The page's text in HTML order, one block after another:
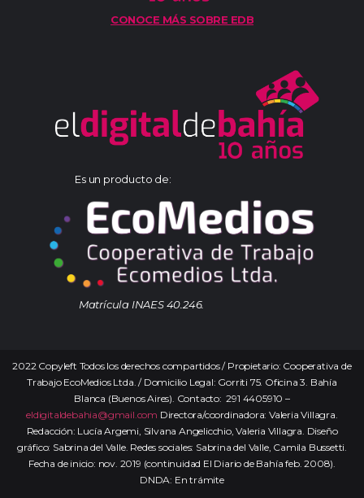
CONOCE MÁS SOBRE EDB
Es un producto de:
Matrícula INAES 40.246.
2022 Copyleft Todos los derechos compartidos / Propietario: Cooperativa de
Trabajo EcoMedios Ltda. / Domicilio Legal: Gorriti 75. Oficina 3. Bahía
Blanca (Buenos Aires). Contacto: 291 4405910 –
eldigitaldebahia@gmail.com Directora/coordinadora: Valeria Villagra.
Redacción: Lucía Argemi, Silvana Angelicchio, Valeria Villagra. Diseño
gráfico: Sabrina del Valle. Redes sociales: Sabrina del Valle, Camila Bussetti.
Fecha de inicio: nov. 2019 (continuidad El Diario de Bahía feb. 2008).
DNDA: En trámite